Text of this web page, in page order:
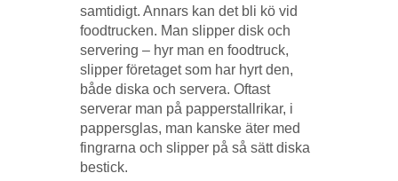
samtidigt. Annars kan det bli kö vid
foodtrucken. Man slipper disk och
servering – hyr man en foodtruck,
slipper företaget som har hyrt den,
både diska och servera. Oftast
serverar man på papperstallrikar, i
pappersglas, man kanske äter med
fingrarna och slipper på så sätt diska
bestick.